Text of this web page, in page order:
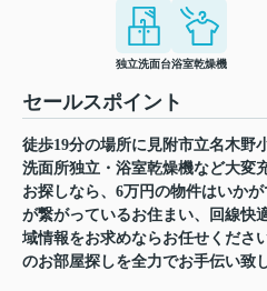
独立洗面台浴室乾燥機
セールスポイント
徒歩19分の場所に見附市立名木野
洗面所独立・浴室乾燥機など大変
お探しなら、6万円の物件はいか
が繋がっているお住まい、回線快
域情報をお求めならお任せくださ
のお部屋探しを全力でお手伝い致